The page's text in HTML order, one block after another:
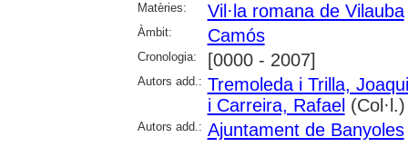
Matèries:
Vil·la romana de Vilauba
Àmbit: Camós
Cronologia: [0000 - 2007]
Autors add.: Tremoleda i Trilla,
i Carreira, Rafael
Autors add.: Ajuntament de Banyoles